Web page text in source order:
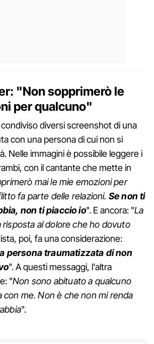
"Non sopprimerò le
per qualcuno"
diversi screenshot di una
con una persona di cui non si
Nelle immagini è possibile leggere i
con il cantante che mette in
mai le mie emozioni per
fa parte delle relazioni. Se non ti
non ti piaccio io". E ancora: "La
risposta al dolore che ho dovuto
poi, fa una considerazione:
persona traumatizzata di non
". A questi messaggi, l'altra
"Non sono abituato a qualcuno
con me. Non è che non mi renda
".